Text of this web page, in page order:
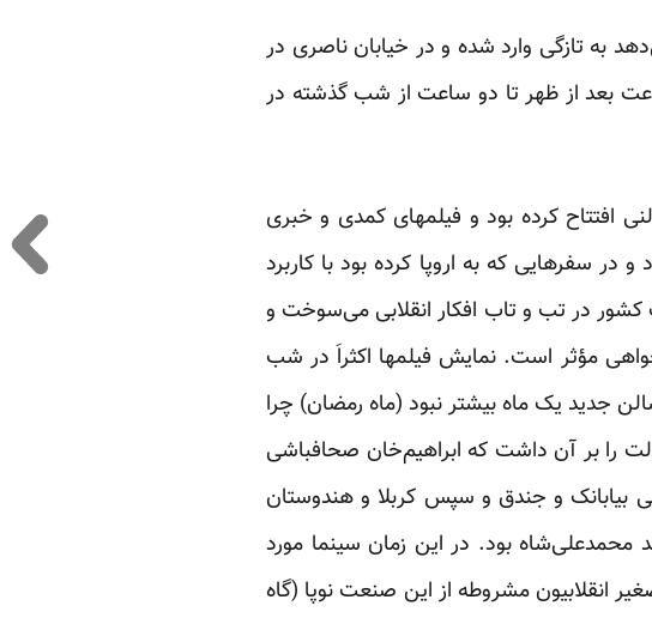
به تازگی وارد شده و در خیابان ناصری در
بعد از ظهر تا دو ساعت از شب گذشته در
افتتاح کرده بود و فیلمهای کمدی و خبری
در سفرهایی که به اروپا کرده بود با کاربرد
کشور در تب و تاب افکار انقلابی می‌سوخت و
مؤثر است. نمایش فیلمها اکثراَ در شب
جدید یک ماه بیشتر نبود (ماه رمضان) چرا
را بر آن داشت که ابراهیم‌خان صحافباشی
بیابانک و جندق و سپس کربلا و هندوستان
بود. در این زمان سینما مورد
انقلابیون مشروطه از این صنعت نوپا (گاه